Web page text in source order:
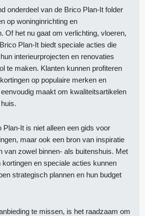
onderdeel van de Brico Plan-It folder
op woninginrichting en
Of het nu gaat om verlichting, vloeren,
Plan-It biedt speciale acties die
interieurprojecten en renovaties
te maken. Klanten kunnen profiteren
op populaire merken en
maakt om kwaliteitsartikelen
Plan-It is niet alleen een gids voor
maar ook een bron van inspiratie
van zowel binnen- als buitenshuis. Met
en speciale acties kunnen
strategisch plannen en hun budget
te missen, is het raadzaam om